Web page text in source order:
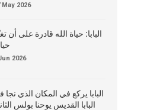
May 2026
البابا: حياة الله قادرة على أن
2026
البابا يركع في المكان الذي نجا
البابا القديس يوحنا بولس